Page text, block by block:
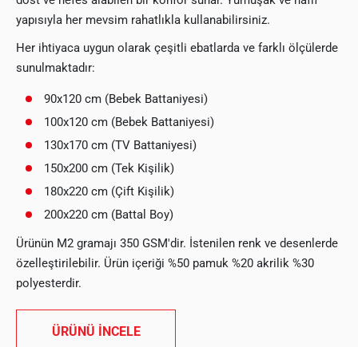
yapısıyla her mevsim rahatlıkla kullanabilirsiniz.
Her ihtiyaca uygun olarak çeşitli ebatlarda ve farklı ölçülerde
sunulmaktadır:
90x120 cm (Bebek Battaniyesi)
100x120 cm (Bebek Battaniyesi)
130x170 cm (TV Battaniyesi)
150x200 cm (Tek Kişilik)
180x220 cm (Çift Kişilik)
200x220 cm (Battal Boy)
Ürünün M2 gramajı 350 GSM'dir. İstenilen renk ve desenlerde
özelleştirilebilir. Ürün içeriği %50 pamuk %20 akrilik %30
polyesterdir.
ÜRÜNÜ İNCELE